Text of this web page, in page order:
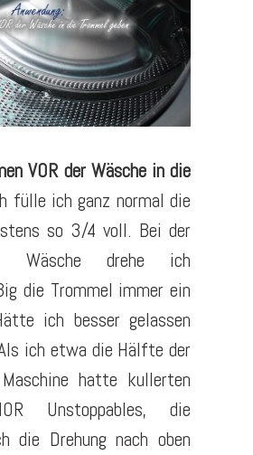
VOR der Wäsche in die
fülle ich ganz normal die
so 3/4 voll. Bei der
Wäsche drehe ich
die Trommel immer ein
ich besser gelassen
ich etwa die Hälfte der
hatte kullerten
Unstoppables, die
die Drehung nach oben